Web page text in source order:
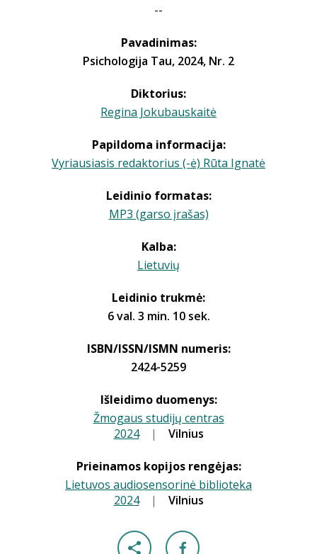
--
Pavadinimas:
Psichologija Tau, 2024, Nr. 2
Diktorius:
Regina Jokubauskaitė
Papildoma informacija:
Vyriausiasis redaktorius (-ė) Rūta Ignatė
Leidinio formatas:
MP3 (garso įrašas)
Kalba:
Lietuvių
Leidinio trukmė:
6 val. 3 min. 10 sek.
ISBN/ISSN/ISMN numeris:
2424-5259
Išleidimo duomenys:
Žmogaus studijų centras
2024 | Vilnius
Prieinamos kopijos rengėjas:
Lietuvos audiosensorinė biblioteka
2024 | Vilnius